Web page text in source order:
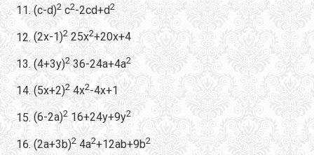
(c-d)2 c2-2cd+d2
(2x-1)2 25x2+20x+4
(4+3y)2 36-24a+4a2
(5x+2)2 4x2-4x+1
(6-2a)2 16+24y+9y2
(2a+3b)2 4a2+12ab+9b2